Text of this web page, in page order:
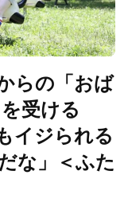
らの「おば
受ける
イジられる
な」＜ふた